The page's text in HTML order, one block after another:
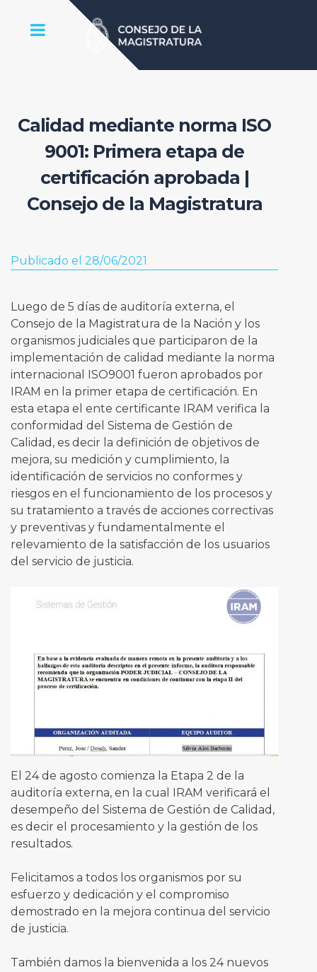
Calidad mediante norma ISO
9001: Primera etapa de
certificación aprobada |
Consejo de la Magistratura
Publicado el 28/06/2021
Luego de 5 días de auditoría externa, el
Consejo de la Magistratura de la Nación y los
organismos judiciales que participaron de la
implementación de calidad mediante la norma
internacional ISO9001 fueron aprobados por
IRAM en la primer etapa de certificación. En
esta etapa el ente certificante IRAM verifica la
conformidad del Sistema de Gestión de
Calidad, es decir la definición de objetivos de
mejora, su medición y cumplimiento, la
identificación de servicios no conformes y
riesgos en el funcionamiento de los procesos y
su tratamiento a través de acciones correctivas
y preventivas y fundamentalmente el
relevamiento de la satisfacción de los usuarios
del servicio de justicia.
El 24 de agosto comienza la Etapa 2 de la
auditoría externa, en la cual IRAM verificará el
desempeño del Sistema de Gestión de Calidad,
es decir el procesamiento y la gestión de los
resultados.
Felicitamos a todos los organismos por su
esfuerzo y dedicación y el compromiso
demostrado en la mejora continua del servicio
de justicia.
También damos la bienvenida a los 24 nuevos